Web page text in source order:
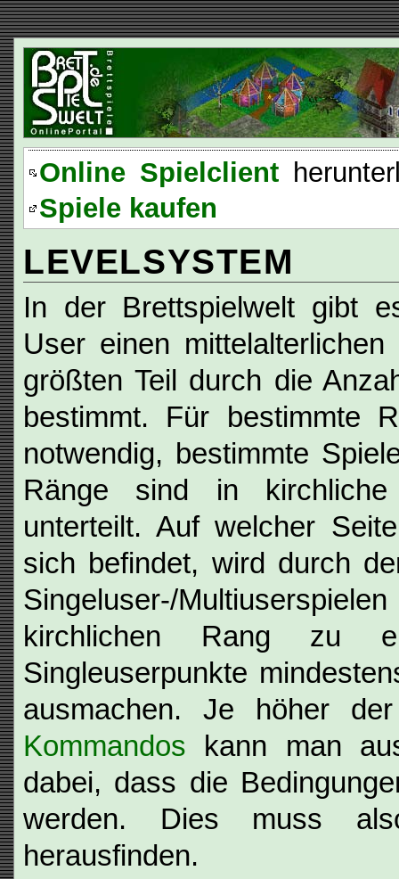
Online Spielclient
Spiele kaufen
LEVELSYSTEM
In der Brettspielwelt gibt
User einen
größten Teil durch die
bestimmt. Für bestimmte
notwendig, bestimmte
Ränge sind in
unterteilt. Auf welcher
sich befindet, wird durch
Singeluser-/
kirchlichen Rang zu
Singleuserpunkte
ausmachen. Je höher
Kommandos kann man
dabei, dass die
werden. Dies muss
herausfinden.